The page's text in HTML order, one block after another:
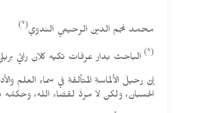
محمد نجم الدين الرحيمي الندوي(*)
(*) الباحث بدار عرفات تكيه كلان رائي
إنّ رحيلَ الألماسةِ المتألقةِ في سماءِ العلمِ
الحسبان، ولكن لا مردَّ لقضاء الله،